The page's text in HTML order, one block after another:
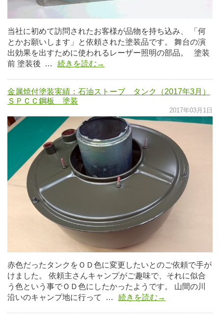
当社に初めて訪問されたお客様が品物を持ち込み、 「何
とかお願いします」と依頼された塗装品です。 舞台の演
出効果を出すために使われるレーザー照明の部品。 塗装
前 塗装後 …
続きを読む→
金属焼付塗装実績：石油ストーブ タンク（2017年3月）
ＳＰＣＣ鋼板 塗装
2017年03月1日
赤色だったタンクをＯＤ色に変更したいとのご依頼で手が
けました。 依頼主さんキャンプがご趣味で、それに似合
う色という事でＯＤ色にしたかったようです。 山間の川
沿いのキャンプ地に行って …
続きを読む→